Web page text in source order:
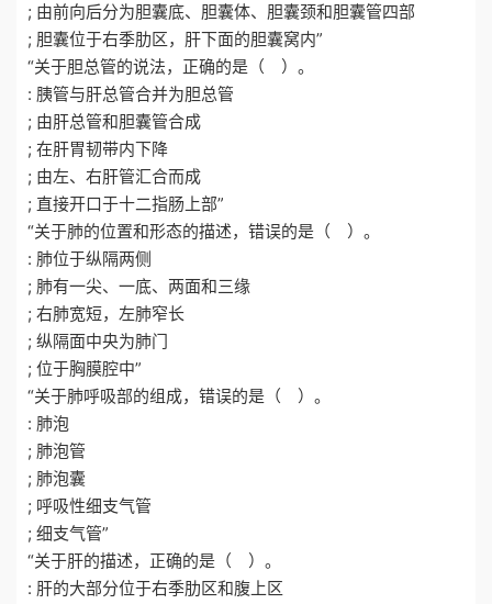
; 由前向后分为胆囊底、胆囊体、胆囊颈和胆囊管四部
; 胆囊位于右季肋区，肝下面的胆囊窝内”
“关于胆总管的说法，正确的是（ ）。
: 胰管与肝总管合并为胆总管
; 由肝总管和胆囊管合成
; 在肝胃韧带内下降
; 由左、右肝管汇合而成
; 直接开口于十二指肠上部”
“关于肺的位置和形态的描述，错误的是（ ）。
: 肺位于纵隔两侧
; 肺有一尖、一底、两面和三缘
; 右肺宽短，左肺窄长
; 纵隔面中央为肺门
; 位于胸膜腔中”
“关于肺呼吸部的组成，错误的是（ ）。
: 肺泡
; 肺泡管
; 肺泡囊
; 呼吸性细支气管
; 细支气管”
“关于肝的描述，正确的是（ ）。
: 肝的大部分位于右季肋区和腹上区